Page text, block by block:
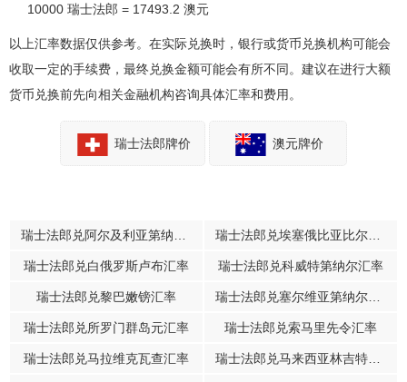
10000 瑞士法郎 = 17493.2 澳元
以上汇率数据仅供参考。在实际兑换时，银行或货币兑换机构可能会
收取一定的手续费，最终兑换金额可能会有所不同。建议在进行大额
货币兑换前先向相关金融机构咨询具体汇率和费用。
瑞士法郎牌价 澳元牌价
瑞士法郎兑白俄罗斯卢布汇率 瑞士法郎兑科威特第纳尔汇率
瑞士法郎兑黎巴嫩镑汇率
瑞士法郎兑所罗门群岛元汇率 瑞士法郎兑索马里先令汇率
瑞士法郎兑马拉维克瓦查汇率